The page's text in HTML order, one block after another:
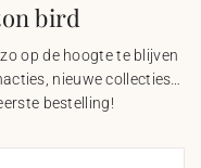
bird
op de hoogte te blijven
nieuwe collecties…
bestelling!